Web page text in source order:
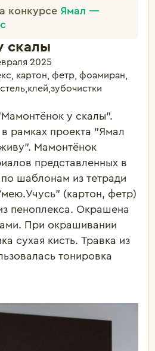
конкурсе Ямал —
скалы
2025
картон, фетр, фоамиран,
у скалы".
рамках проекта "Ямал
Мамонтёнок
представленных в
шаблонам из тетради
(картон, фетр)
пеноплекса. Окрашена
При окрашивании
сухая кисть. Травка из
тонировка